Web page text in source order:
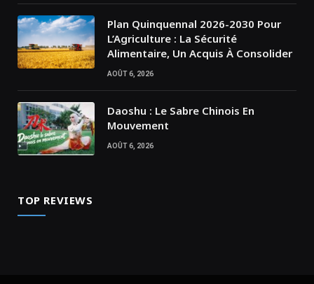
Plan Quinquennal 2026-2030 Pour
L’Agriculture : La Sécurité
Alimentaire, Un Acquis À Consolider
AOÛT 6, 2026
Daoshu : Le Sabre Chinois En
Mouvement
AOÛT 6, 2026
TOP REVIEWS